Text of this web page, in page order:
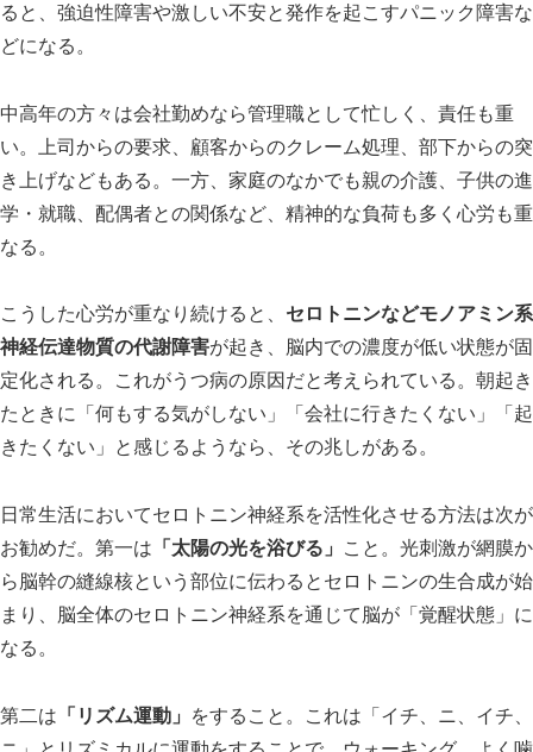
ると、強迫性障害や激しい不安と発作を起こすパニック障害な
どになる。
中高年の方々は会社勤めなら管理職として忙しく、責任も重
い。上司からの要求、顧客からのクレーム処理、部下からの突
き上げなどもある。一方、家庭のなかでも親の介護、子供の進
学・就職、配偶者との関係など、精神的な負荷も多く心労も重
なる。
こうした心労が重なり続けると、 セロトニンなどモノアミン系
神経伝達物質の代謝障害が起き、脳内での濃度が低い状態が固
定化される。これがうつ病の原因だと考えられている。朝起き
たときに「何もする気がしない」「会社に行きたくない」「起
きたくない」と感じるようなら、その兆しがある。
日常生活においてセロトニン神経系を活性化させる方法は次が
お勧めだ。第一は 「太陽の光を浴びる」
こと。光刺激が網膜か
ら脳幹の縫線核という部位に伝わるとセロトニンの生合成が始
まり、脳全体のセロトニン神経系を通じて脳が「覚醒状態」に
なる。
第二は 「リズム運動」
をすること。これは「イチ、ニ、イチ、